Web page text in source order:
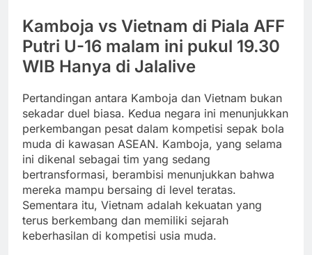
Kamboja vs Vietnam di Piala AFF
Putri U-16 malam ini pukul 19.30
WIB Hanya di Jalalive
Pertandingan antara Kamboja dan Vietnam bukan
sekadar duel biasa. Kedua negara ini menunjukkan
perkembangan pesat dalam kompetisi sepak bola
muda di kawasan ASEAN. Kamboja, yang selama
ini dikenal sebagai tim yang sedang
bertransformasi, berambisi menunjukkan bahwa
mereka mampu bersaing di level teratas.
Sementara itu, Vietnam adalah kekuatan yang
terus berkembang dan memiliki sejarah
keberhasilan di kompetisi usia muda.